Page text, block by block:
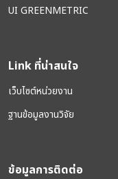
UI GREENMETRIC
Link ที่น่าสนใจ
เว็บไซต์หน่วยงาน
ฐานข้อมูลงานวิจัย
ข้อมูลการติดต่อ